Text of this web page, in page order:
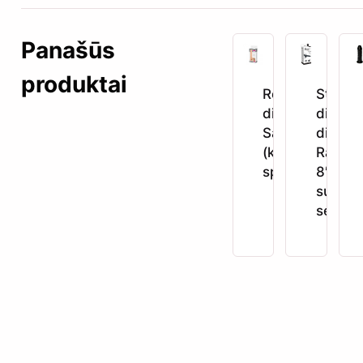
Panašūs
produktai
Realistiškas
dildo „Real
Safe Brush“
(kūno
spalvos)
Strap-
diržas
dildo
8″
su